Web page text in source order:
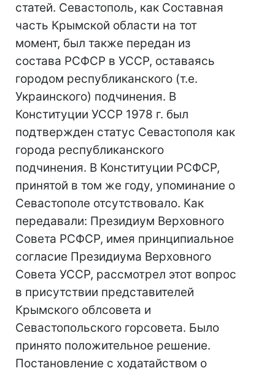
статей. Севастополь, как Составная
часть Крымской области на тот
момент, был также передан из
состава РСФСР в УССР, оставаясь
городом республиканского (т.е.
Украинского) подчинения. В
Конституции УССР 1978 г. был
подтвержден статус Севастополя как
города республиканского
подчинения. В Конституции РСФСР,
принятой в том же году, упоминание о
Севастополе отсутствовало. Как
передавали: Президиум Верховного
Совета РСФСР, имея принципиальное
согласие Президиума Верховного
Совета УССР, рассмотрел этот вопрос
в присутствии представителей
Крымского облсовета и
Севастопольского горсовета. Было
принято положительное решение.
Постановление с ходатайством о